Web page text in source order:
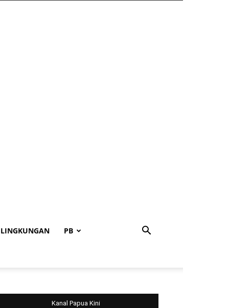
LINGKUNGAN PB
Kanal Papua Kini